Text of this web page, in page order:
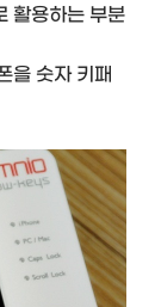
활용하는 부분
을 숫자 키패